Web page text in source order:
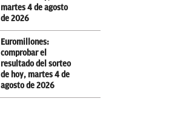
martes 4 de agosto
de 2026
Euromillones:
comprobar el
resultado del sorteo
de hoy, martes 4 de
agosto de 2026